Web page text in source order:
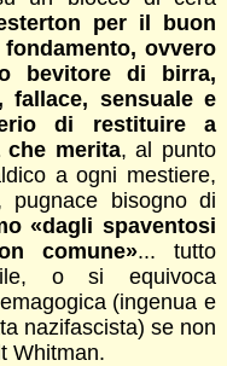
per il buon
ovvero
bevitore di birra,
fallace, sensuale e
di restituire a
che merita, al punto
a ogni mestiere,
pugnace bisogno di
«dagli spaventosi
comune»... tutto
o si equivoca
(ingenua e
nazifascista) se non
Whitman.